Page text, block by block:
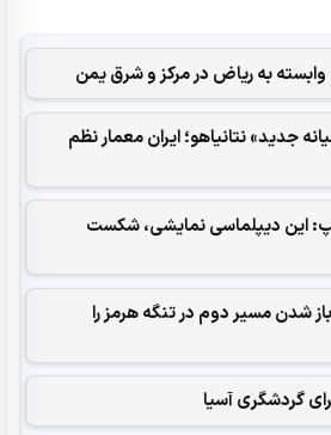
وابسته به ریاض در مرکز و شرق یمن
جدید» نتانیاهو؛ ایران معمار نظم
این دیپلماسی نمایشی، شکست
شدن مسیر دوم در تنگه هرمز را